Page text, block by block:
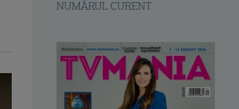
NUMĂRUL CURENT